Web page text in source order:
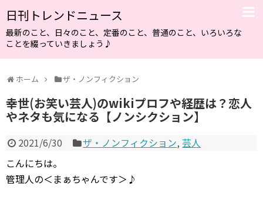
日刊トレンドニュース
最新のこと、日々のこと、定番のこと、普通のこと、いろいろな
ことを綴っていきましょう♪
ホーム ザ・ノンフィクション
幸世(お笑い芸人)のwikiプロフや経歴は？恋人
やネタも気になる【ノンシクション】
2021/6/30 ザ・ノンフィクション,芸人
こんにちは。
管理人の＜まぁちゃんです＞♪